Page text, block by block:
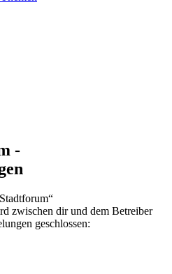
-
zwischen dir und dem Betreiber
geschlossen: